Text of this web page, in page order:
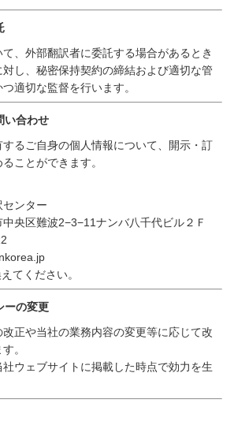
、外部翻訳者に委託する場合があるとき
し、秘密保持契約の締結および適切な管
適切な監督を行います。
い合わせ
るご自身の個人情報について、開示・訂
ことができます。
ンター
中央区難波2−3−11ナンバ八千代ビル２Ｆ
てください。
ーの変更
正や当社の業務内容の変更等に応じて改
。
ウェブサイトに掲載した時点で効力を生